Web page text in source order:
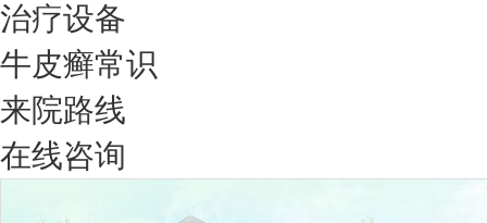
治疗设备
牛皮癣常识
来院路线
在线咨询